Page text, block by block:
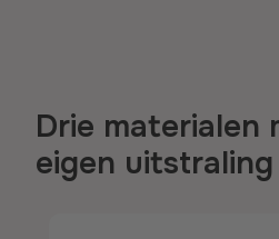
Drie materialen
eigen uitstraling